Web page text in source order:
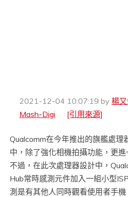
2021-12-04 10:07:19 by 楊
Mash-Digi
[引用來源]
Qualcomm在今年推出的旗艦處理
中，除了強化相機拍攝功能，更
不過，在此次處理器設計中，
Hub常時感測元件加入一組小型
測是有其他人同時觀看使用者手